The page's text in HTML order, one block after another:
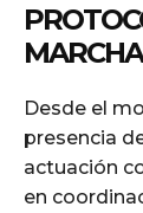
MARCHA
Desde el
presencia
actuación
en